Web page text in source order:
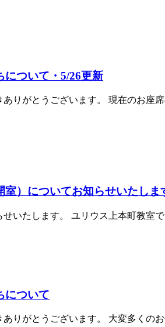
について・5/26更新
りがとうございます。 現在のお
）についてお知らせいたしま
いたします。 ユリウス上本町教室
について
りがとうございます。 大変多く